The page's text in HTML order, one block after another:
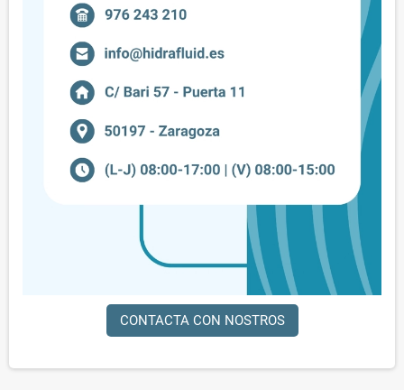
CONTACTA CON NOSTROS